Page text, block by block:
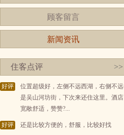
顾客留言
新闻资讯
住客点评 >>
好评
位置超级好，左侧不远西湖，右侧不远
是吴山河坊街，下次来还住这里。酒店
宽敞舒适，赞赞?...
好评 还是比较方便的，舒服，比较好找